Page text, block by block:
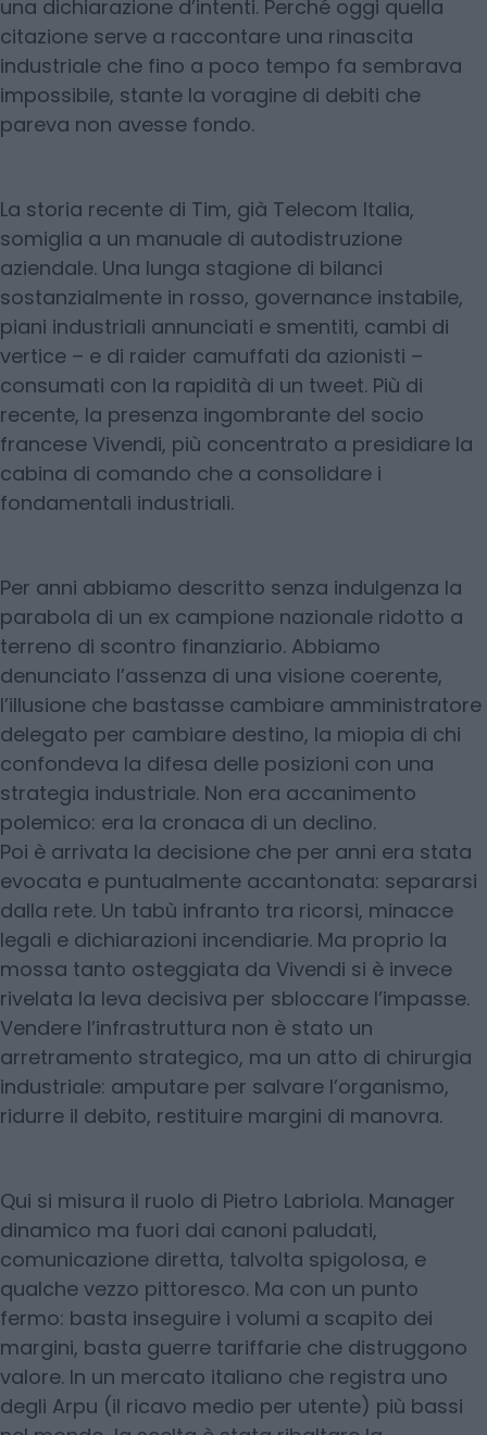
una dichiarazione d’intenti. Perché oggi quella
citazione serve a raccontare una rinascita
industriale che fino a poco tempo fa sembrava
impossibile, stante la voragine di debiti che
pareva non avesse fondo.
La storia recente di Tim, già Telecom Italia,
somiglia a un manuale di autodistruzione
aziendale. Una lunga stagione di bilanci
sostanzialmente in rosso, governance instabile,
piani industriali annunciati e smentiti, cambi di
vertice – e di raider camuffati da azionisti –
consumati con la rapidità di un tweet. Più di
recente, la presenza ingombrante del socio
francese Vivendi, più concentrato a presidiare la
cabina di comando che a consolidare i
fondamentali industriali.
Per anni abbiamo descritto senza indulgenza la
parabola di un ex campione nazionale ridotto a
terreno di scontro finanziario. Abbiamo
denunciato l’assenza di una visione coerente,
l’illusione che bastasse cambiare amministratore
delegato per cambiare destino, la miopia di chi
confondeva la difesa delle posizioni con una
strategia industriale. Non era accanimento
polemico: era la cronaca di un declino.
Poi è arrivata la decisione che per anni era stata
evocata e puntualmente accantonata: separarsi
dalla rete. Un tabù infranto tra ricorsi, minacce
legali e dichiarazioni incendiarie. Ma proprio la
mossa tanto osteggiata da Vivendi si è invece
rivelata la leva decisiva per sbloccare l’impasse.
Vendere l’infrastruttura non è stato un
arretramento strategico, ma un atto di chirurgia
industriale: amputare per salvare l’organismo,
ridurre il debito, restituire margini di manovra.
Qui si misura il ruolo di Pietro Labriola. Manager
dinamico ma fuori dai canoni paludati,
comunicazione diretta, talvolta spigolosa, e
qualche vezzo pittoresco. Ma con un punto
fermo: basta inseguire i volumi a scapito dei
margini, basta guerre tariffarie che distruggono
valore. In un mercato italiano che registra uno
degli Arpu (il ricavo medio per utente) più bassi